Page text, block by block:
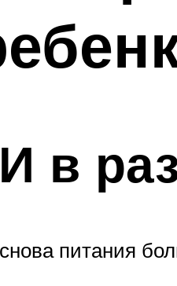
в
питания